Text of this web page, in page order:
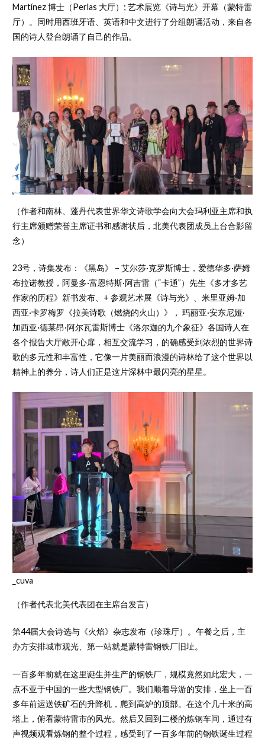
Martínez 博士（Perlas 大厅）; 艺术展览《诗与光》开幕（蒙特雷
厅）。同时用西班牙语、英语和中文进行了分组朗诵活动，来自各
国的诗人登台朗诵了自己的作品。
（作者和南林、蓬丹代表世界华文诗歌学会向大会玛利亚主席和执
行主席颁赠荣誉主席证书和感谢状后，北美代表团成员上台合影留
念）
23号，诗集发布：《黑岛》 – 艾尔莎·克罗斯博士，爱德华多·萨姆
布拉诺教授，阿曼多·富恩特斯·阿吉雷（“卡通”）先生《多才多艺
作家的历程》新书发布、+ 参观艺术展《诗与光》、米里亚姆·加
西亚·卡罗梅罗《拉美诗歌（燃烧的火山）》， 玛丽亚·安东尼娅·
加西亚·德莱昂·阿尔瓦雷斯博士《洛尔迦的九个象征》各国诗人在
各个报告大厅敞开心扉，相互交流学习，的确感受到浓烈的世界诗
歌的多元性和丰富性，它像一片美丽而浪漫的诗林给了这个世界以
精神上的养分，诗人们正是这片深林中最闪亮的星星。
_cuva
（作者代表北美代表团在主席台发言）
第44届大会诗选与《火焰》杂志发布（珍珠厅）。午餐之后，主
办方安排城市观光、第一站就是蒙特雷钢铁厂旧址。
一百多年前就在这里诞生并生产的钢铁厂，规模竟然如此宏大，一
点不亚于中国的一些大型钢铁厂。我们顺着导游的安排，坐上一百
多年前运送铁矿石的升降机，爬到高炉的顶部。在这个几十米的高
塔上，俯看蒙特雷市的风光。然后又回到二楼的炼钢车间，通过有
声视频观看炼钢的整个过程，感受到了一百多年前的钢铁诞生过程